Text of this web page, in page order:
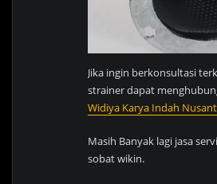
Jika ingin berkonsultasi
strainer dapat
Widiya Karya Indah
Masih Banyak lagi jasa
sobat wikin.